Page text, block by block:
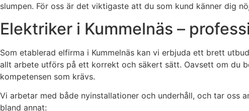
slumpen. För oss är det viktigaste att du som kund känner dig
Elektriker i Kummelnäs –
Som etablerad elfirma i Kummelnäs kan vi erbjuda ett brett
allt arbete utförs på ett korrekt och säkert sätt. Oavsett om du
kompetensen som krävs.
Vi arbetar med både nyinstallationer och underhåll, och tar oss
bland annat: